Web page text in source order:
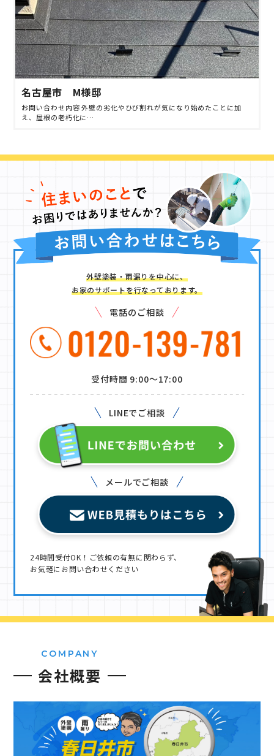
名古屋市 M様邸
お問い合わせ内容 外壁の劣化やひび割れが気になり始めたことに加
え、屋根の老朽化に…
外壁塗装・雨漏りを中心に、
お家のサポートを行なっております。
電話のご相談
受付時間 9:00〜17:00
LINEでご相談
メールでご相談
24時間受付OK！ご依頼の有無に関わらず、
お気軽にお問い合わせください
COMPANY
会社概要